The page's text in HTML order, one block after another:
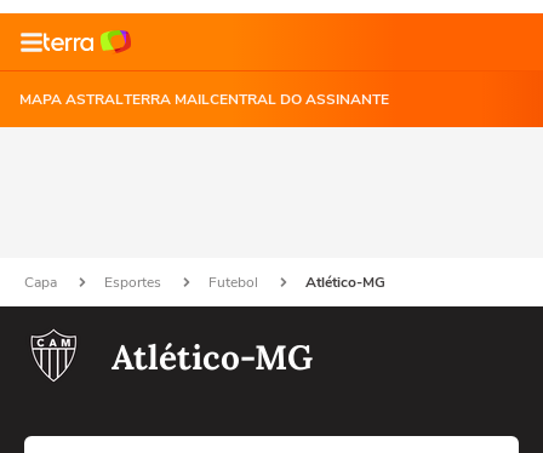
MAPA ASTRALTERRA MAILCENTRAL DO ASSINANTE
Capa Esportes Futebol Atlético-MG
Atlético-MG